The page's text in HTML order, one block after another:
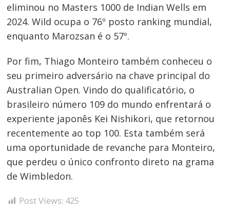
eliminou no Masters 1000 de Indian Wells em
2024. Wild ocupa o 76º posto ranking mundial,
enquanto Marozsan é o 57º.
Por fim, Thiago Monteiro também conheceu o
seu primeiro adversário na chave principal do
Australian Open. Vindo do qualificatório, o
brasileiro número 109 do mundo enfrentará o
experiente japonês Kei Nishikori, que retornou
recentemente ao top 100. Esta também será
uma oportunidade de revanche para Monteiro,
que perdeu o único confronto direto na grama
de Wimbledon.
Post Views: 425